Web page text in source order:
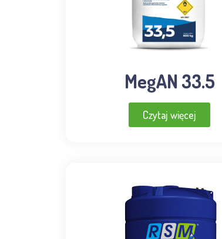
MegAN 33.5
Czytaj więcej